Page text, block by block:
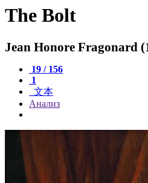
The Bolt
Jean Honore Fragonard
19 / 156
1
文本
Анализ